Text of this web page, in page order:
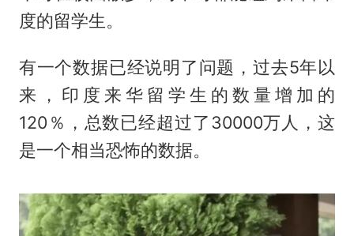
度的留学生。
有一个数据已经说明了问题，过去5年以
来，印度来华留学生的数量增加的
120％，总数已经超过了30000万人，这
是一个相当恐怖的数据。